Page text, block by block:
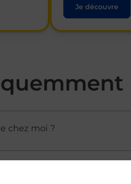
Je découvre
chez moi ?